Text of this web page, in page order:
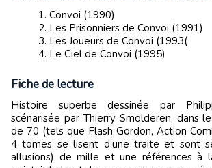
Convoi (1990)
Les Prisonniers de Convoi (1991)
Les Joueurs de Convoi (1993(
Le Ciel de Convoi (1995)
Fiche de lecture
Histoire superbe dessinée par Philippe Gauckler et
scénarisée par Thierry Smolderen, dans
de 70 (tels que Flash Gordon, Action
4 tomes se lisent d’une traite et sont
allusions) de mille et une références à